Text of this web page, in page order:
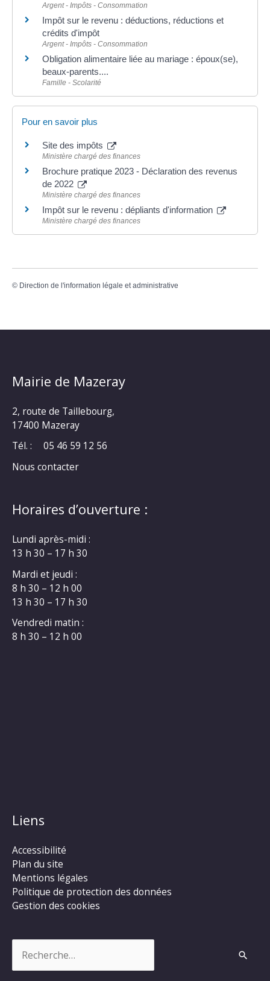
Argent - Impôts - Consommation
Impôt sur le revenu : déductions, réductions et
crédits d'impôt
Argent - Impôts - Consommation
Obligation alimentaire liée au mariage : époux(se),
beaux-parents....
Famille - Scolarité
Pour en savoir plus
Site des impôts
Ministère chargé des finances
Brochure pratique 2023 - Déclaration des revenus
de 2022
Ministère chargé des finances
Impôt sur le revenu : dépliants d'information
Ministère chargé des finances
© Direction de l'information légale et administrative
Mairie de Mazeray
2, route de Taillebourg,
17400 Mazeray
Tél. :
05 46 59 12 56
Nous contacter
Horaires d’ouverture :
Lundi après-midi :
13 h 30 – 17 h 30
Mardi et jeudi :
8 h 30 – 12 h 00
13 h 30 – 17 h 30
Vendredi matin :
8 h 30 – 12 h 00
Liens
Accessibilité
Plan du site
Mentions légales
Politique de protection des données
Gestion des cookies